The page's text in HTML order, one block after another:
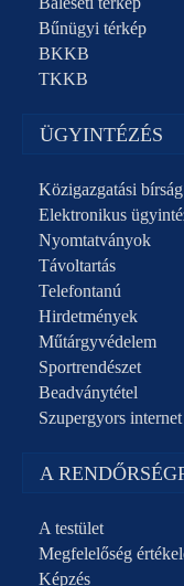
Bűnügyi térkép
BKKB
TKKB
ÜGYINTÉZÉS
Közigazgatási bírság
Elektronikus
Nyomtatványok
Távoltartás
Telefontanú
Hirdetmények
Műtárgyvédelem
Sportrendészet
Beadványtétel
Szupergyors
A
A testület
Megfelelőség
Képzés